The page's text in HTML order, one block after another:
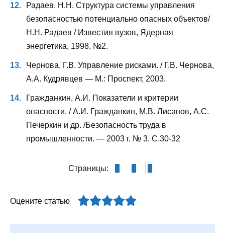
Радаев, H.H. Структура системы управления
безопасностью потенциально опасных объектов/
Н.Н. Радаев / Известия вузов, Ядерная
энергетика, 1998, №2.
Чернова, Г.В. Управление рисками. / Г.В. Чернова,
A.A. Кудрявцев — М.: Проспект, 2003.
Гражданкин, А.И. Показатели и критерии
опасности. / А.И. Гражданкин, М.В. Лисанов, A.C.
Печеркин и др. /Безопасность труда в
промышленности. — 2003 г. № 3. С.30-32
Страницы: 3
Оцените статью